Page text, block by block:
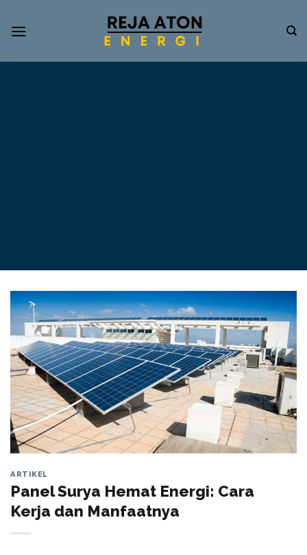
Informasi
ARTIKEL
Panel Surya Hemat Energi: Cara
Kerja dan Manfaatnya